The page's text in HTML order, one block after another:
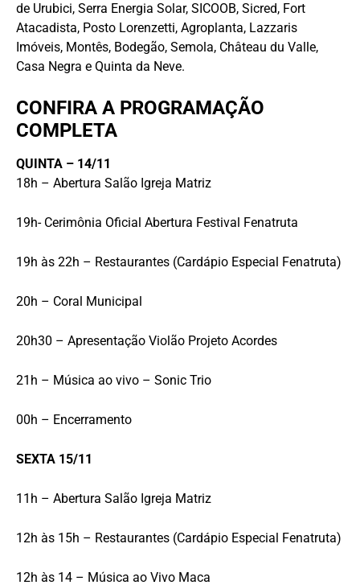
de Urubici, Serra Energia Solar, SICOOB, Sicred, Fort
Atacadista, Posto Lorenzetti, Agroplanta, Lazzaris
Imóveis, Montês, Bodegão, Semola, Château du Valle,
Casa Negra e Quinta da Neve.
CONFIRA A PROGRAMAÇÃO
COMPLETA
QUINTA – 14/11
18h – Abertura Salão Igreja Matriz
19h- Cerimônia Oficial Abertura Festival Fenatruta
19h às 22h – Restaurantes (Cardápio Especial Fenatruta)
20h – Coral Municipal
20h30 – Apresentação Violão Projeto Acordes
21h – Música ao vivo – Sonic Trio
00h – Encerramento
SEXTA 15/11
11h – Abertura Salão Igreja Matriz
12h às 15h – Restaurantes (Cardápio Especial Fenatruta)
12h às 14 – Música ao Vivo Maca